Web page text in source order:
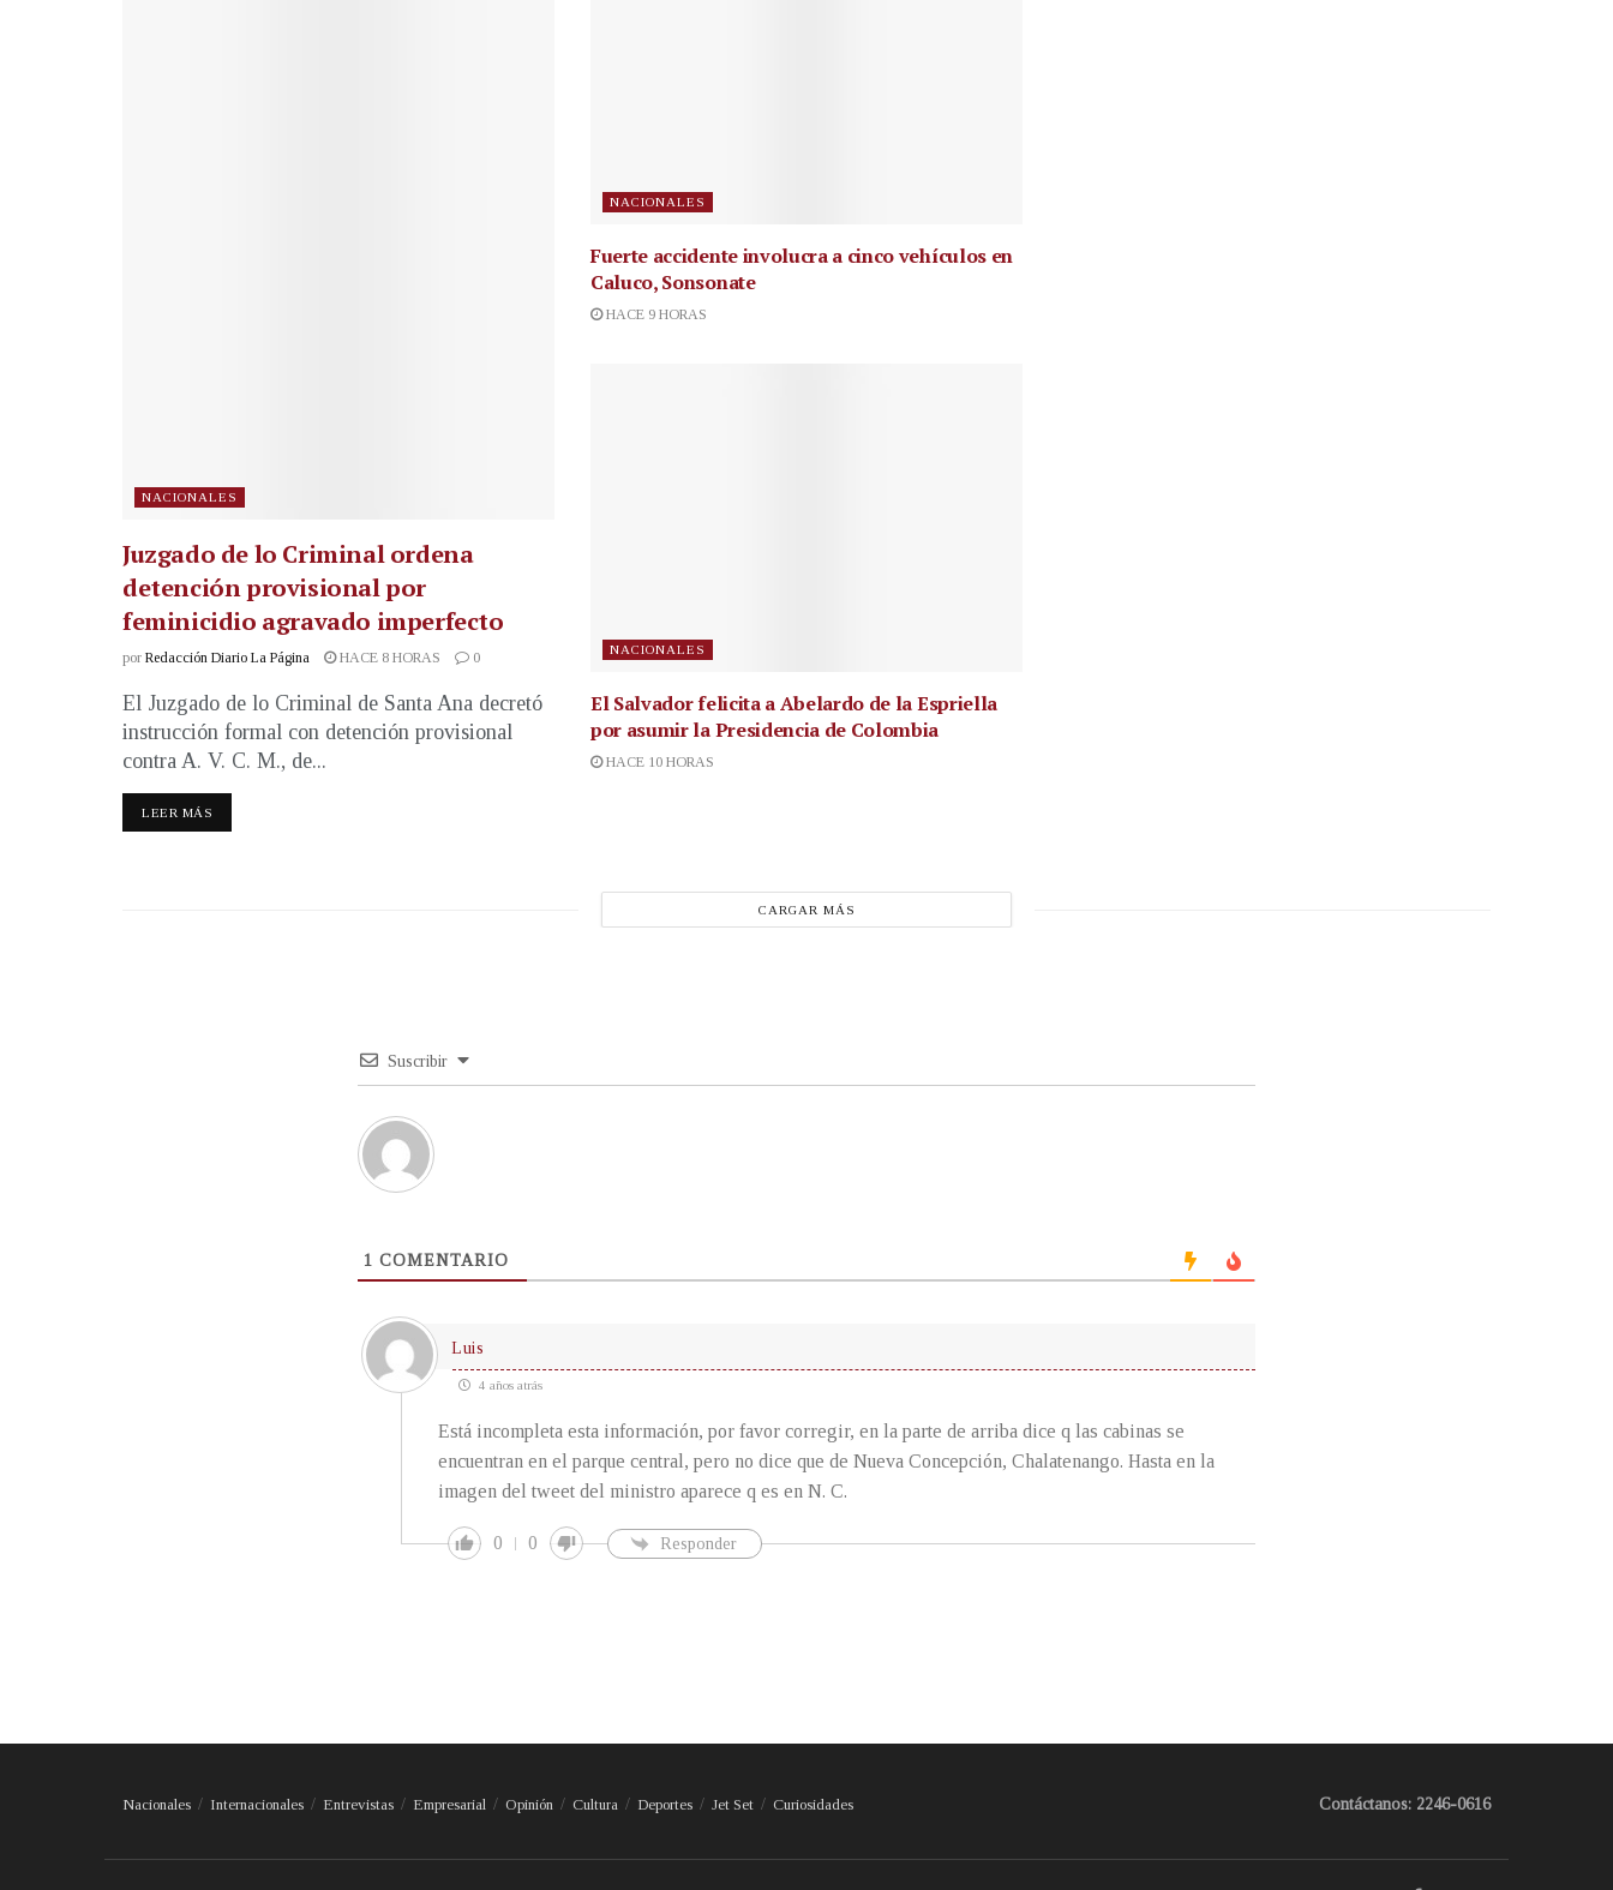
NACIONALES
Juzgado de lo Criminal ordena
detención provisional por
feminicidio agravado imperfecto
por Redacción Diario La Página HACE 8 HORAS 0
El Juzgado de lo Criminal de Santa Ana decretó
instrucción formal con detención provisional
contra A. V. C. M., de...
LEER MÁS
NACIONALES
Fuerte accidente involucra a cinco vehículos en
Caluco, Sonsonate
HACE 9 HORAS
NACIONALES
El Salvador felicita a Abelardo de la Espriella
por asumir la Presidencia de Colombia
HACE 10 HORAS
CARGAR MÁS
Suscribir
1 COMENTARIO
Luis
4 años atrás
Está incompleta esta información, por favor corregir, en la parte de arriba dice q las cabinas se
encuentran en el parque central, pero no dice que de Nueva Concepción, Chalatenango. Hasta en la
imagen del tweet del ministro aparece q es en N. C.
0 0 Responder
Nacionales Internacionales Entrevistas Empresarial Opinión Cultura Deportes Jet Set Curiosidades Contáctanos: 2246-0616